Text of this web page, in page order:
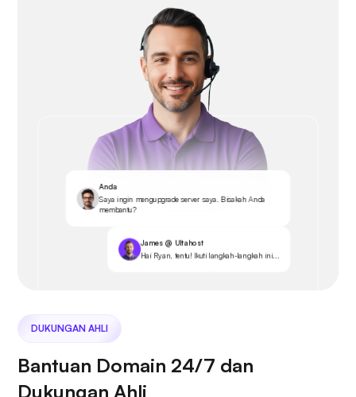
Anda
Saya ingin mengupgrade server saya. Bisakah Anda
membantu?
James @ Ultahost
Hai Ryan, tentu! Ikuti langkah-langkah ini...
DUKUNGAN AHLI
Bantuan Domain 24/7 dan
Dukungan Ahli